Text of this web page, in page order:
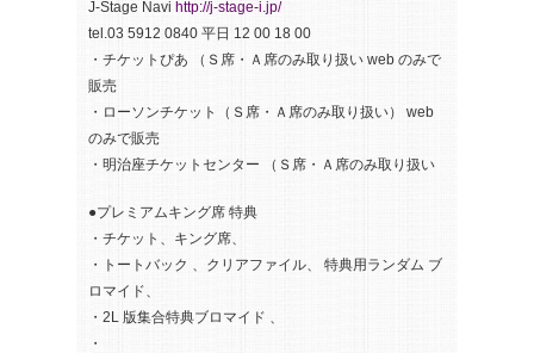
J-Stage Navi http://j-stage-i.jp/
tel.03 5912 0840 平日 12 00 18 00
・チケットぴあ （Ｓ席・Ａ席のみ取り扱い web のみで
販売
・ローソンチケット（Ｓ席・Ａ席のみ取り扱い） web
のみで販売
・明治座チケットセンター （Ｓ席・Ａ席のみ取り扱い
●プレミアムキング席 特典
・チケット、キング席、
・トートバック 、クリアファイル、 特典用ランダム ブ
ロマイド、
・2L 版集合特典ブロマイド 、
・